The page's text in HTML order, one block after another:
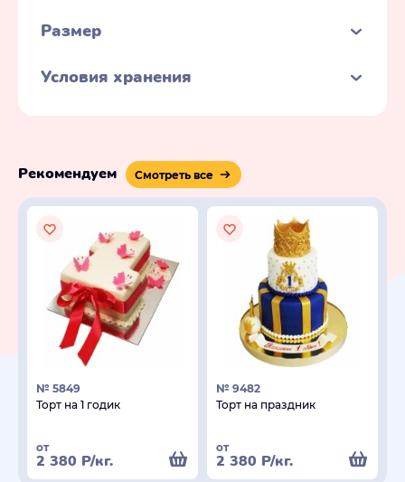
Размер
Условия хранения
Рекомендуем Смотреть все
№ 5849
Торт на 1 годик
от
2 380 Р/кг.
№ 9482
Торт на праздник
от
2 380 Р/кг.